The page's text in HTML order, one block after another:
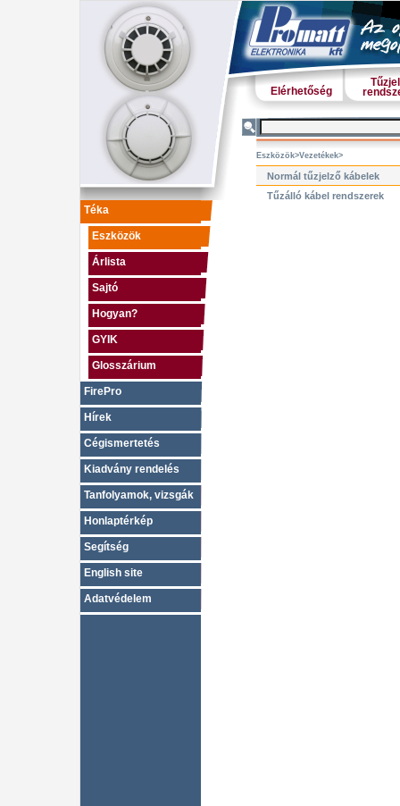
Téka
Eszközök
Árlista
Sajtó
Hogyan?
GYIK
Glosszárium
FirePro
Hírek
Cégismertetés
Kiadvány rendelés
Tanfolyamok, vizsgák
Honlaptérkép
Segítség
English site
Adatvédelem
Elérhetőség
Eszközök>Vezetékek>
Normál tűzjelző kábelek
Tűzálló kábel rendszerek